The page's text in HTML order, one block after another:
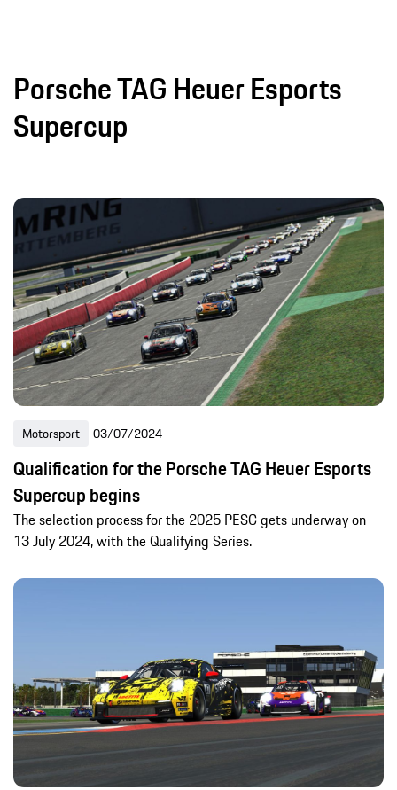
Porsche TAG Heuer Esports
Supercup
Motorsport 03/07/2024
Qualification for the Porsche TAG Heuer Esports
Supercup begins
The selection process for the 2025 PESC gets underway on
13 July 2024, with the Qualifying Series.